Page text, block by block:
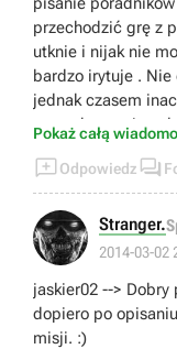
przechodzić grę z
utknie i nijak nie
bardzo irytuje .
jednak czasem
rozrywkę , a nie
pomocy . Poza
już moja sprawa
zapłacił i ma
stop bo taką ma
mądrala może mu
nie ma przymusu ,
się bawi po
Pozdrawiam .
Pokaż całą
Odpowiedz 
Stranger.
2014-03-02
jaskier02 --> Dobry
dopiero po
misji. :)